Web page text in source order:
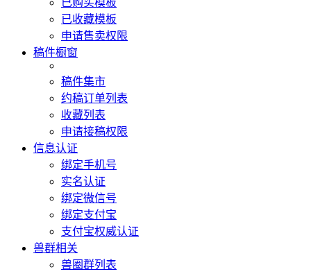
已收藏模板
申请售卖权限
稿件橱窗
稿件集市
约稿订单列表
收藏列表
申请接稿权限
信息认证
绑定手机号
实名认证
绑定微信号
绑定支付宝
支付宝权威认证
兽群相关
兽圈群列表